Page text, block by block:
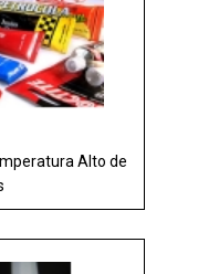
Alto de